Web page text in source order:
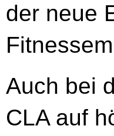
der neue
Auch bei
CLA auf